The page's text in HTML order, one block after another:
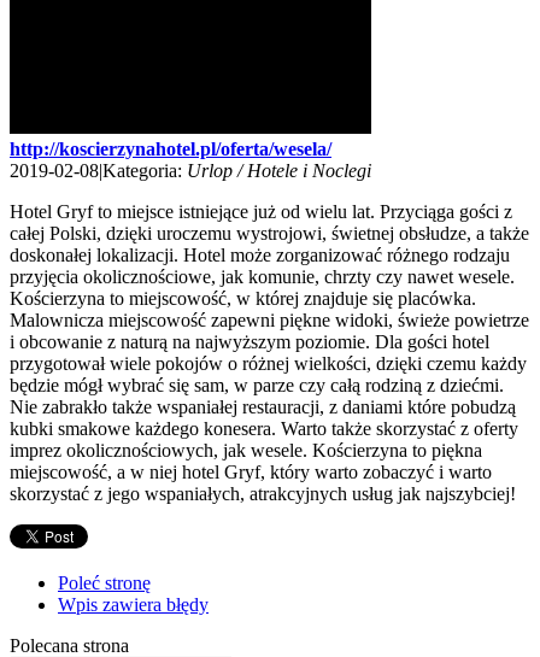
http://koscierzynahotel.pl/oferta/wesela/
2019-02-08|Kategoria: Urlop / Hotele i Noclegi
Hotel Gryf to miejsce istniejące już od wielu lat. Przyciąga gości z
całej Polski, dzięki uroczemu wystrojowi, świetnej obsłudze, a także
doskonałej lokalizacji. Hotel może zorganizować różnego rodzaju
przyjęcia okolicznościowe, jak komunie, chrzty czy nawet wesele.
Kościerzyna to miejscowość, w której znajduje się placówka.
Malownicza miejscowość zapewni piękne widoki, świeże powietrze
i obcowanie z naturą na najwyższym poziomie. Dla gości hotel
przygotował wiele pokojów o różnej wielkości, dzięki czemu każdy
będzie mógł wybrać się sam, w parze czy całą rodziną z dziećmi.
Nie zabrakło także wspaniałej restauracji, z daniami które pobudzą
kubki smakowe każdego konesera. Warto także skorzystać z oferty
imprez okolicznościowych, jak wesele. Kościerzyna to piękna
miejscowość, a w niej hotel Gryf, który warto zobaczyć i warto
skorzystać z jego wspaniałych, atrakcyjnych usług jak najszybciej!
Poleć stronę
Wpis zawiera błędy
Polecana strona